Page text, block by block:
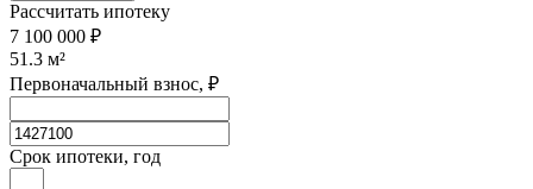
Рассчитать ипотеку
7 100 000 ₽
51.3 м²
Первоначальный взнос, ₽
Срок ипотеки, год